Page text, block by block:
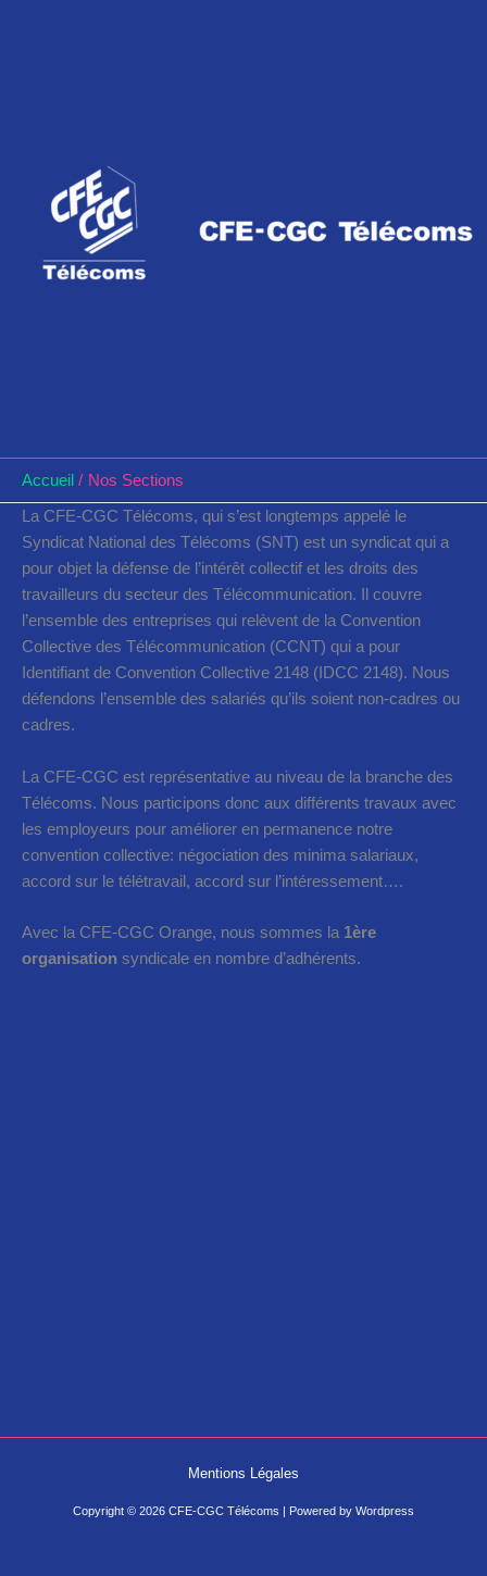
Accueil Nos Sections
La CFE-CGC Télécoms, qui s’est longtemps appelé le
Syndicat National des Télécoms (SNT) est un syndicat qui a
pour objet la défense de l’intérêt collectif et les droits des
travailleurs du secteur des Télécommunication. Il couvre
l’ensemble des entreprises qui relèvent de la Convention
Collective des Télécommunication (CCNT) qui a pour
Identifiant de Convention Collective 2148 (IDCC 2148). Nous
défendons l’ensemble des salariés qu’ils soient non-cadres ou
cadres.
La CFE-CGC est représentative au niveau de la branche des
Télécoms. Nous participons donc aux différents travaux avec
les employeurs pour améliorer en permanence notre
convention collective: négociation des minima salariaux,
accord sur le télétravail, accord sur l’intéressement….
Avec la CFE-CGC Orange, nous sommes la 1ère
organisation syndicale en nombre d’adhérents.
Mentions Légales
Copyright © 2026 CFE-CGC Télécoms | Powered by Wordpress